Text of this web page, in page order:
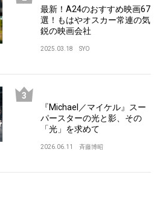
最新！A24のおすすめ映画67
選！もはやオスカー常連の気
鋭の映画会社
2025.03.18 SYO
『Michael／マイケル』スー
パースターの光と影、その
「光」を求めて
2026.06.11 斉藤博昭